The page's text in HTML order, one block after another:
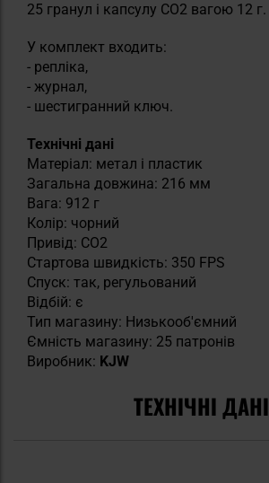
25 гранул і капсулу CO2 вагою 12 г.
У комплект входить:
- репліка,
- журнал,
- шестигранний ключ.
Технічні дані
Матеріал: метал і пластик
Загальна довжина: 216 мм
Вага: 912 г
Колір: чорний
Привід: CO2
Стартова швидкість: 350 FPS
Спуск: так, регульований
Відбій: є
Тип магазину: Низькооб'ємний
Ємність магазину: 25 патронів
Виробник: KJW
ТЕХНІЧНІ ДАНІ